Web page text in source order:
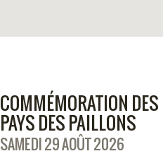
COMMÉMORATION
PAYS DES PAILLONS
SAMEDI 29 AOÛT 2026